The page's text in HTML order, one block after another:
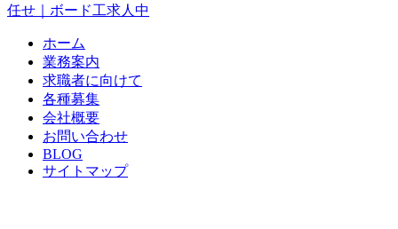
任せ｜ボード工求人中
ホーム
業務案内
求職者に向けて
各種募集
会社概要
お問い合わせ
BLOG
サイトマップ